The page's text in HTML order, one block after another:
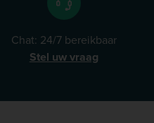
Chat: 24/7 bereikbaar
Stel uw vraag